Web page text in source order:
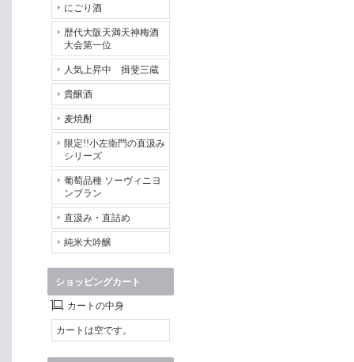
にごり酒
歴代大阪天満天神梅酒
大会第一位
人気上昇中 揖斐三蔵
貴醸酒
麦焼酎
限定!!小左衛門の直汲み
シリーズ
葡萄品種 ソーヴィニヨ
ンブラン
直汲み・直詰め
純米大吟醸
ショッピングカート
カートの中身
カートは空です。